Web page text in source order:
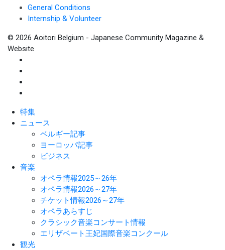
General Conditions
Internship & Volunteer
© 2026 Aoitori Belgium - Japanese Community Magazine &
Website
特集
ニュース
ベルギー記事
ヨーロッパ記事
ビジネス
音楽
オペラ情報2025～26年
オペラ情報2026～27年
チケット情報2026～27年
オペラあらすじ
クラシック音楽コンサート情報
エリザベート王妃国際音楽コンクール
観光